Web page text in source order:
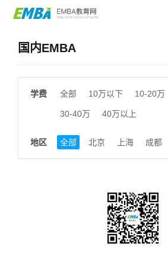
国内EMBA
学费 全部 10万以下 10-20万
30-40万 40万以上
地区 全部 北京 上海 成都
山东 安徽
广州